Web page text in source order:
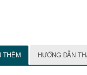
THÊM HƯỚNG DẪN